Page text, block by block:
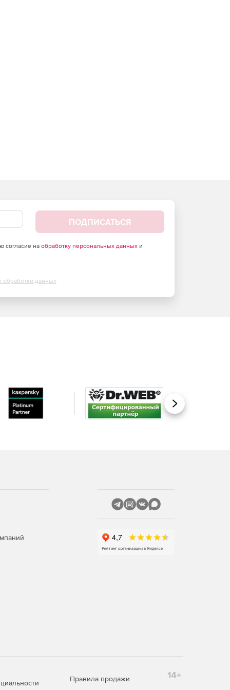
ПОДПИСАТЬСЯ
согласие на обработку персональных данныхи
обработки данных
Вперед
Правила продажи 14+